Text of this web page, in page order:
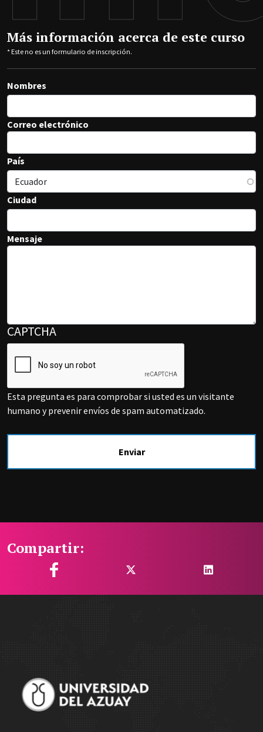
Más información acerca de este curso
* Este no es un formulario de inscripción.
Nombres
Correo electrónico
País
Ciudad
Mensaje
CAPTCHA
Esta pregunta es para comprobar si usted es un visitante
humano y prevenir envíos de spam automatizado.
Compartir: